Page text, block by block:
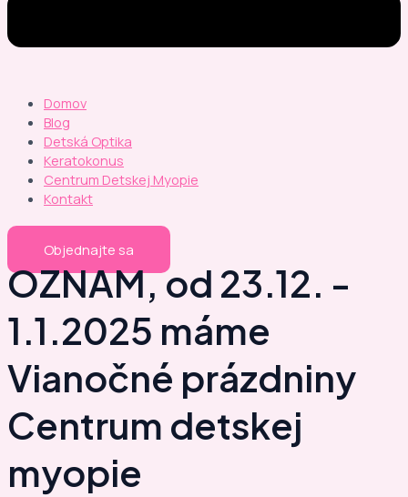
Domov
Blog
Detská Optika
Keratokonus
Centrum Detskej Myopie
Kontakt
Objednajte sa
OZNAM, od 23.12. -
1.1.2025 máme
Vianočné prázdniny
Centrum detskej
myopie